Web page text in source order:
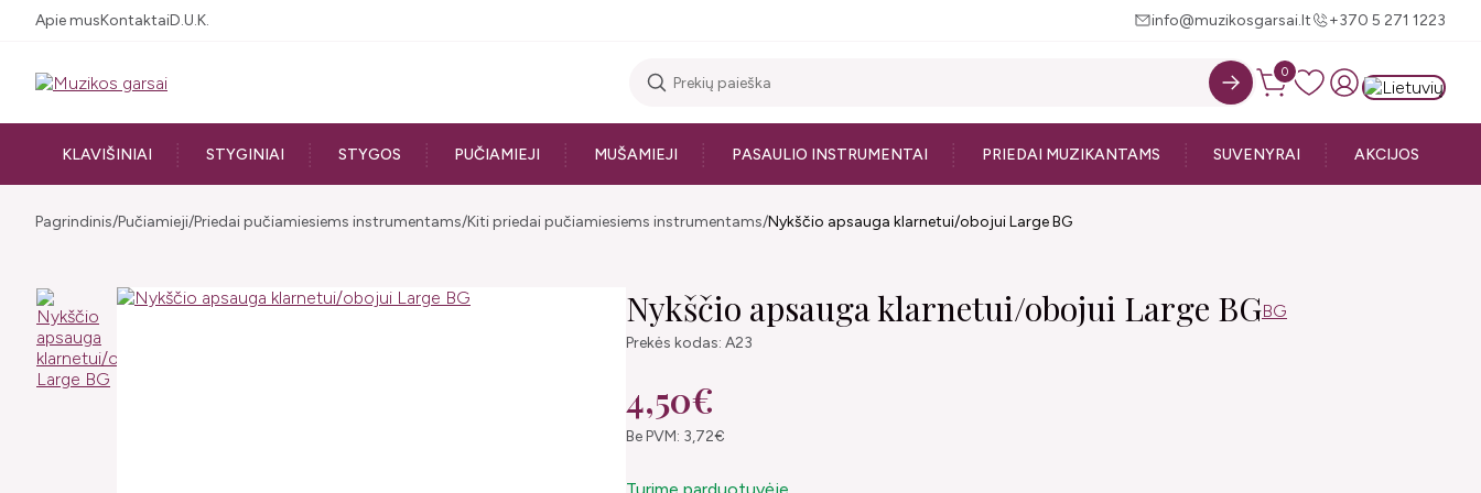
Apie musKontaktaiD.U.K. info@muzikosgarsai.lt +370 5 271 1223
0
KLAVIŠINIAI STYGINIAI STYGOS PUČIAMIEJI MUŠAMIEJI PASAULIO INSTRUMENTAI PRIEDAI MUZIKANTAMS SUVENYRAI AKCIJOS
Pagrindinis Pučiamieji Priedai pučiamiesiems instrumentams Kiti priedai pučiamiesiems instrumentams Nykščio apsauga klarnetui/obojui Large BG
Nykščio apsauga klarnetui/obojui Large BGBG
Prekės kodas: A23
4,50€
Be PVM: 3,72€